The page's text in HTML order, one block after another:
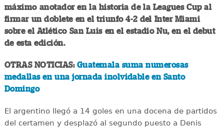
máximo anotador en la historia de la Leagues Cup al
firmar un doblete en el triunfo 4-2 del Inter Miami
sobre el Atlético San Luis en el estadio Nu, en el debut
de esta edición.
OTRAS NOTICIAS: Guatemala suma numerosas
medallas en una jornada inolvidable en Santo
Domingo
El argentino llegó a 14 goles en una docena de partidos
del certamen y desplazó al segundo puesto a Denis